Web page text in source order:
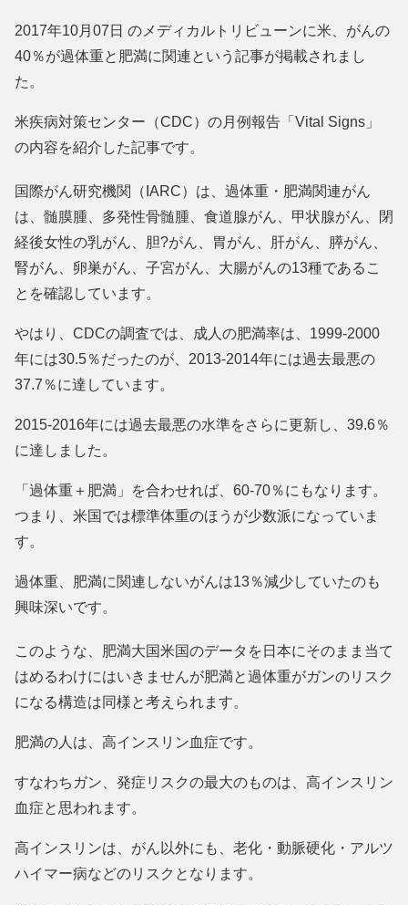
2017年10月07日 のメディカルトリビューンに米、がんの
40％が過体重と肥満に関連という記事が掲載されまし
た。
米疾病対策センター（CDC）の月例報告「Vital Signs」
の内容を紹介した記事です。
国際がん研究機関（IARC）は、過体重・肥満関連がん
は、髄膜腫、多発性骨髄腫、食道腺がん、甲状腺がん、閉
経後女性の乳がん、胆?がん、胃がん、肝がん、膵がん、
腎がん、卵巣がん、子宮がん、大腸がんの13種であるこ
とを確認しています。
やはり、CDCの調査では、成人の肥満率は、1999-2000
年には30.5％だったのが、2013-2014年には過去最悪の
37.7％に達しています。
2015-2016年には過去最悪の水準をさらに更新し、39.6％
に達しました。
「過体重＋肥満」を合わせれば、60-70％にもなります。
つまり、米国では標準体重のほうが少数派になっていま
す。
過体重、肥満に関連しないがんは13％減少していたのも
興味深いです。
このような、肥満大国米国のデータを日本にそのまま当て
はめるわけにはいきませんが肥満と過体重がガンのリスク
になる構造は同様と考えられます。
肥満の人は、高インスリン血症です。
すなわちガン、発症リスクの最大のものは、高インスリン
血症と思われます。
高インスリンは、がん以外にも、老化・動脈硬化・アルツ
ハイマー病などのリスクとなります。